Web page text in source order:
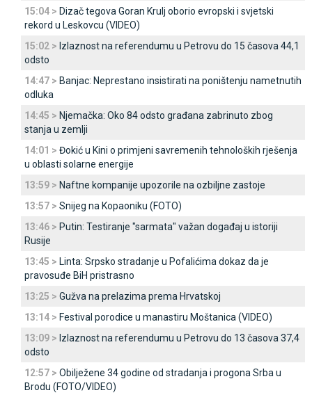
15:04 > Dizač tegova Goran Krulj oborio evropski i svjetski
rekord u Leskovcu (VIDEO)
15:02 > Izlaznost na referendumu u Petrovu do 15 časova 44,1
odsto
14:47 > Banjac: Neprestano insistirati na poništenju nametnutih
odluka
14:45 > Njemačka: Oko 84 odsto građana zabrinuto zbog
stanja u zemlji
14:01 > Đokić u Kini o primjeni savremenih tehnoloških rješenja
u oblasti solarne energije
13:59 > Naftne kompanije upozorile na ozbiljne zastoje
13:57 > Snijeg na Kopaoniku (FOTO)
13:46 > Putin: Testiranje "sarmata" važan događaj u istoriji
Rusije
13:45 > Linta: Srpsko stradanje u Pofalićima dokaz da je
pravosuđe BiH pristrasno
13:25 > Gužva na prelazima prema Hrvatskoj
13:14 > Festival porodice u manastiru Moštanica (VIDEO)
13:09 > Izlaznost na referendumu u Petrovu do 13 časova 37,4
odsto
12:57 > Obilježene 34 godine od stradanja i progona Srba u
Brodu (FOTO/VIDEO)